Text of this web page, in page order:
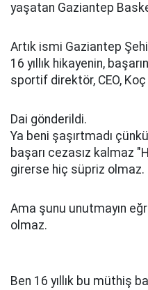
yaşatan Gaziantep
Artık ismi Gaziantep
16 yıllık hikayenin,
sportif direktör, CEO,
Dai gönderildi.
Ya beni şaşırtmadı
başarı cezasız kalmaz
girerse hiç süpriz olmaz.
Ama şunu unutmayın
olmaz.
Ben 16 yıllık bu müthiş